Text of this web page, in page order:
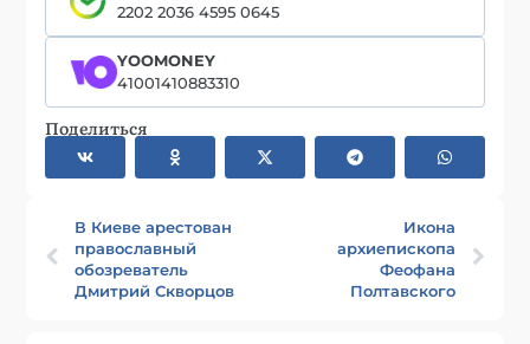
2202 2036 4595 0645
YOOMONEY
41001410883310
Поделиться
В Киеве арестован
православный
обозреватель
Дмитрий Скворцов
Икона
архиепископа
Феофана
Полтавского